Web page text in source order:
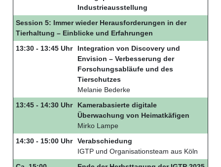
Industrieausstellung
Session 5: Immer wieder Herausforderungen in der
Tierhaltung – Einblicke und Erfahrungen
13:30 - 13:45 Uhr
Integration von Discovery und
Envision – Verbesserung der
Forschungsabläufe und des
Tierschutzes
Melanie Bederke
13:45 - 14:30 Uhr
Kamerabasierte digitale
Überwachung von Heimatkäfigen
Mirko Lampe
14:30 - 15:00 Uhr
Verabschiedung
IGTP und Organisationsteam aus Köln